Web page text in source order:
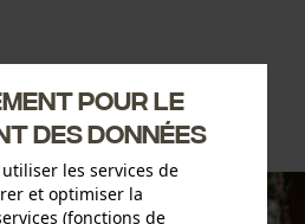
pour le
des données
les services de
et optimiser la
(fonctions de